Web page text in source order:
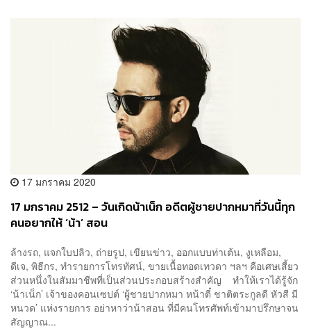
17 มกราคม 2020
17 มกราคม 2512 – วันเกิดน้าเน็ก อดีตผู้ชายปากหมาที่วันนี้ทุก
คนอยากให้ ‘น้า’ สอน
ล้างรถ, แจกใบปลิว, ถ่ายรูป, เขียนข่าว, ออกแบบท่าเต้น, งูเหลือม,
ดีเจ, พิธีกร, ทำรายการโทรทัศน์, ขายเนื้อทอดเทวดา ฯลฯ คือเศษเสี้ยว
ส่วนหนึ่งในสัมมาชีพที่เป็นส่วนประกอบสร้างสำคัญ ทำให้เราได้รู้จัก
‘น้าเน็ก’ เจ้าของคอนเซปต์ ‘ผู้ชายปากหมา หน้าตี๋ ชาติตระกูลดี หัวสี มี
หนวด’ แห่งรายการ อย่าหาว่าน้าสอน ที่มีคนโทรศัพท์เข้ามาปรึกษาจน
สัญญาณ...